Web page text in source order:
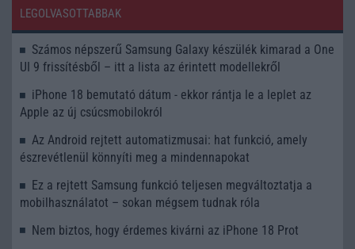
LEGOLVASOTTABBAK
Számos népszerű Samsung Galaxy készülék kimarad a One
UI 9 frissítésből – itt a lista az érintett modellekről
iPhone 18 bemutató dátum - ekkor rántja le a leplet az
Apple az új csúcsmobilokról
Az Android rejtett automatizmusai: hat funkció, amely
észrevétlenül könnyíti meg a mindennapokat
Ez a rejtett Samsung funkció teljesen megváltoztatja a
mobilhasználatot – sokan mégsem tudnak róla
Nem biztos, hogy érdemes kivárni az iPhone 18 Prot